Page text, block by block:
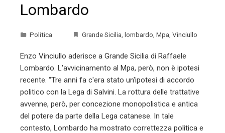
Lombardo
Politica Grande Sicilia lombardo Mpa Vinciullo
Enzo Vinciullo aderisce a Grande Sicilia di Raffaele
Lombardo. L'avvicinamento al Mpa, però, non è ipotesi
recente. “Tre anni fa c'era stato un'ipotesi di accordo
politico con la Lega di Salvini. La rottura delle trattative
avvenne, però, per concezione monopolistica e antica
del potere da parte della Lega catanese. In tale
contesto, Lombardo ha mostrato correttezza politica e